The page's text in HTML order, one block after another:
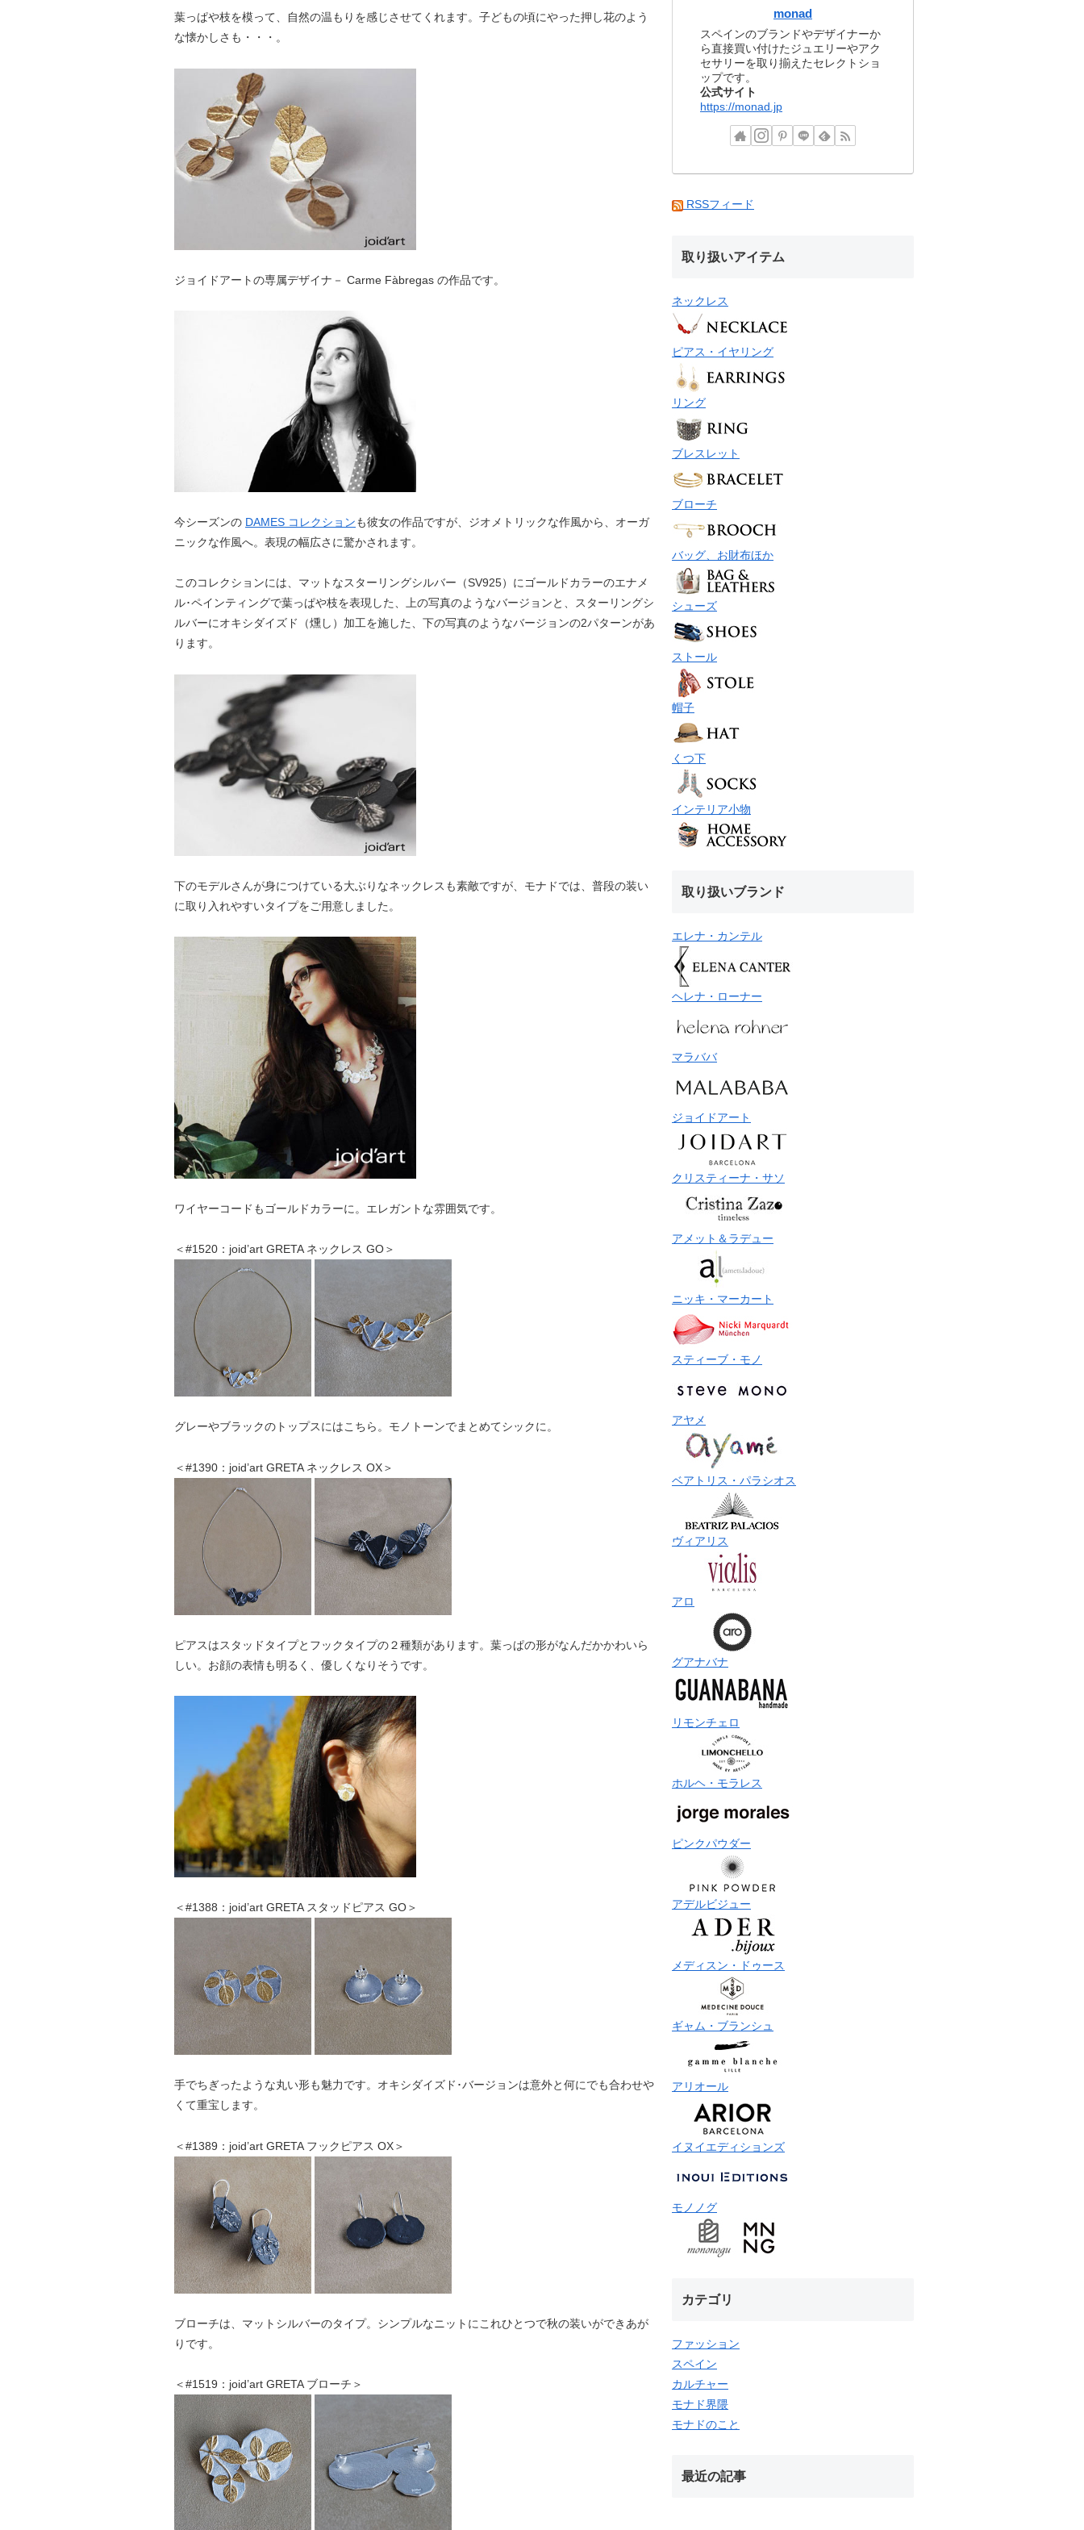
葉っぱや枝を模って、自然の温もりを感じさせてくれます。子どもの頃にやった押し花のよう
な懐かしさも・・・。
ジョイドアートの専属デザイナ－ Carme Fàbregas の作品です。
今シーズンの DAMES コレクションも彼女の作品ですが、ジオメトリックな作風から、オーガ
ニックな作風へ。表現の幅広さに驚かされます。
このコレクションには、マットなスターリングシルバー（SV925）にゴールドカラーのエナメ
ル･ペインティングで葉っぱや枝を表現した、上の写真のようなバージョンと、スターリングシ
ルバーにオキシダイズド（燻し）加工を施した、下の写真のようなバージョンの2パターンがあ
ります。
下のモデルさんが身につけている大ぶりなネックレスも素敵ですが、モナドでは、普段の装い
に取り入れやすいタイプをご用意しました。
ワイヤーコードもゴールドカラーに。エレガントな雰囲気です。
＜#1520：joid’art GRETA ネックレス GO＞
グレーやブラックのトップスにはこちら。モノトーンでまとめてシックに。
＜#1390：joid’art GRETA ネックレス OX＞
ピアスはスタッドタイプとフックタイプの２種類があります。葉っぱの形がなんだかかわいら
しい。お顔の表情も明るく、優しくなりそうです。
＜#1388：joid’art GRETA スタッドピアス GO＞
手でちぎったような丸い形も魅力です。オキシダイズド･バージョンは意外と何にでも合わせや
くて重宝します。
＜#1389：joid’art GRETA フックピアス OX＞
ブローチは、マットシルバーのタイプ。シンプルなニットにこれひとつで秋の装いができあが
りです。
＜#1519：joid’art GRETA ブローチ＞
monad
スペインのブランドやデザイナーか
ら直接買い付けたジュエリーやアク
セサリーを取り揃えたセレクトショ
ップです。
公式サイト
https://monad.jp
RSSフィード
取り扱いアイテム
ネックレス
ピアス・イヤリング
リング
ブレスレット
ブローチ
バッグ、お財布ほか
シューズ
ストール
帽子
くつ下
インテリア小物
取り扱いブランド
エレナ・カンテル
ヘレナ・ローナー
マラババ
ジョイドアート
クリスティーナ・サソ
アメット＆ラデュー
ニッキ・マーカート
スティーブ・モノ
アヤメ
ベアトリス・パラシオス
ヴィアリス
アロ
グアナバナ
リモンチェロ
ホルヘ・モラレス
ピンクパウダー
アデルビジュー
メディスン・ドゥース
ギャム・ブランシュ
アリオール
イヌイエディションズ
モノノグ
カテゴリ
ファッション
スペイン
カルチャー
モナド界隈
モナドのこと
最近の記事